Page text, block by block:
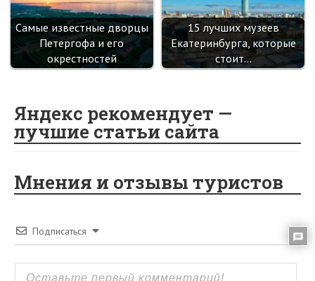
Самые известные дворцы
Петергофа и его
окрестностей
15 лучших музеев
Екатеринбурга, которые
стоит…
Яндекс рекомендует —
лучшие статьи сайта
Мнения и отзывы туристов
Подписаться